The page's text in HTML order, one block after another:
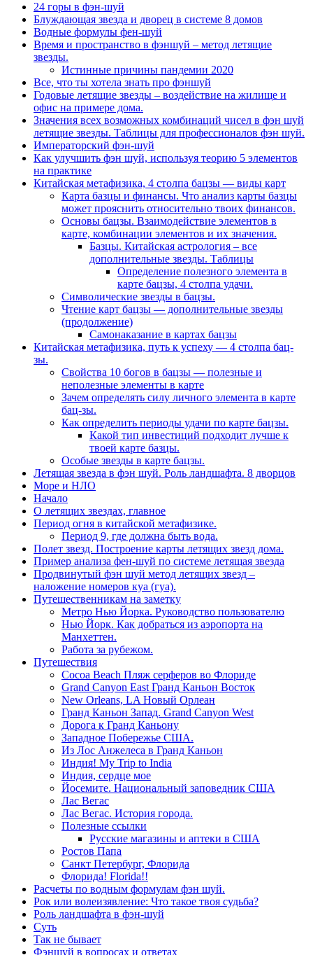
24 горы в фэн-шуй
Блуждающая звезда и дворец в системе 8 домов
Водные формулы фен-шуй
Время и пространство в фэншуй – метод летящие
звезды.
Истинные причины пандемии 2020
Все, что ты хотела знать про фэншуй
Годовые летящие звезды – воздействие на жилище и
офис на примере дома.
Значения всех возможных комбинаций чисел в фэн шуй
летящие звезды. Таблицы для профессионалов фэн шуй.
Императорский фэн-шуй
Как улучшить фэн шуй, используя теорию 5 элементов
на практике
Китайская метафизика, 4 столпа бацзы — виды карт
Карта базцы и финансы. Что анализ карты базцы
может прояснить относительно твоих финансов.
Основы бацзы. Взаимодействие элементов в
карте, комбинации элементов и их значения.
Базцы. Китайская астрология – все
дополнительные звезды. Таблицы
Определение полезного элемента в
карте бацзы, 4 столпа удачи.
Символические звезды в бацзы.
Чтение карт бацзы — дополнительные звезды
(продолжение)
Самонаказание в картах бацзы
Китайская метафизика, путь к успеху — 4 столпа бац-
зы.
Свойства 10 богов в бацзы — полезные и
неполезные элементы в карте
Зачем определять силу личного элемента в карте
бац-зы.
Как определить периоды удачи по карте бацзы.
Какой тип инвестиций подходит лучше к
твоей карте базцы.
Особые звезды в карте бацзы.
Летящая звезда в фэн шуй. Роль ландшафта. 8 дворцов
Море и НЛО
Начало
О летящих звездах, главное
Период огня в китайской метафизике.
Период 9, где должна быть вода.
Полет звезд. Построение карты летящих звезд дома.
Пример анализа фен-шуй по системе летящая звезда
Продвинутый фэн шуй метод летящих звезд –
наложение номеров куа (гуа).
Путешественникам на заметку
Метро Нью Йорка. Руководство пользователю
Нью Йорк. Как добраться из аэропорта на
Манхеттен.
Работа за рубежом.
Путешествия
Cocoa Beach Пляж серферов во Флориде
Grand Canyon East Гранд Каньон Восток
New Orleans, LA Новый Орлеан
Гранд Каньон Запад. Grand Canyon West
Дорога к Гранд Каньону
Западное Побережье США.
Из Лос Анжелеса в Гранд Каньон
Индия! My Trip to India
Индия, сердце мое
Йосемите. Национальный заповедник США
Лас Вегас
Лас Вегас. История города.
Полезные ссылки
Русские магазины и аптеки в США
Ростов Папа
Санкт Петербург, Флорида
Флорида! Florida!!
Расчеты по водным формулам фэн шуй.
Рок или волеизявление: Что такое твоя судьба?
Роль ландшафта в фэн-шуй
Суть
Так не бывает
Фэншуй в вопросах и ответах